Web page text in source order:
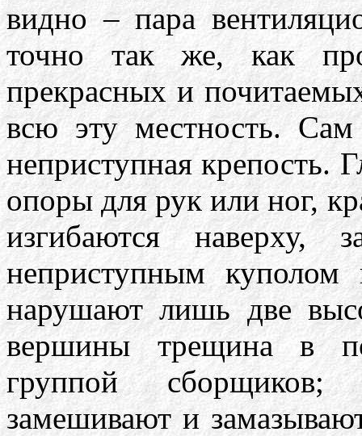
видно – пара
точно так же, как
прекрасных и
всю эту местность.
неприступная крепость.
опоры для рук или ног,
изгибаются
неприступным
нарушают лишь две
вершины трещина в
группой
замешивают и